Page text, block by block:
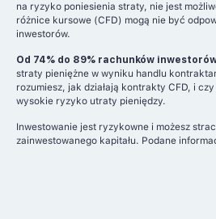
na ryzyko poniesienia straty, nie jest
różnice kursowe (CFD) mogą nie być
inwestorów.
Od 74% do 89% rachunków
straty pieniężne w wyniku handlu
rozumiesz, jak działają kontrakty CFD, i
wysokie ryzyko utraty pieniędzy.
Inwestowanie jest ryzykowne i możesz
zainwestowanego kapitału. Podane